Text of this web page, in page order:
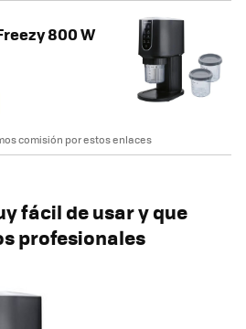
800 W
comisión por estos enlaces
fácil de usar y que
profesionales